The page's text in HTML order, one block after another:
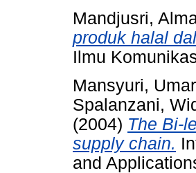
Mandjusri,
produk halal
Ilmu
Mansyuri, Umar
Spalanzani,
(2004) The Bi-
supply chain.
and